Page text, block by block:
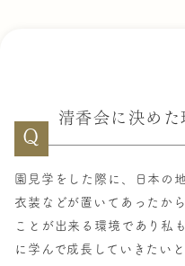
Q
清香会に決めた
園見学をした際に、日本の
衣装などが置いてあったか
ことが出来る環境であり私
に学んで成長していきたい